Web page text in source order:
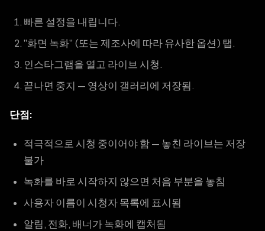
빠른 설정을 내립니다.
"화면 녹화" (또는 제조사에 따라 유사한 옵션) 탭.
인스타그램을 열고 라이브 시청.
끝나면 중지 — 영상이 갤러리에 저장됨.
단점:
적극적으로 시청 중이어야 함 — 놓친 라이브는 저장
불가
녹화를 바로 시작하지 않으면 처음 부분을 놓침
사용자 이름이 시청자 목록에 표시됨
알림, 전화, 배너가 녹화에 캡처됨